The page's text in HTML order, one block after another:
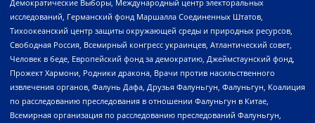
Демократические Выборы, Международный центр электоральных
исследований, Германский фонд Маршалла Соединенных Штатов,
Тихоокеанский центр защиты окружающей среды и природных ресурсов,
Свободная Россия, Всемирный конгресс украинцев, Атлантический совет,
Человек в беде, Европейский фонд за демократию, Джеймстаунский фонд,
Прожект Хармони, Родники дракона, Врачи против насильственного
извлечения органов, Фалунь Дафа, Друзья Фалуньгун, Фалуньгун, Коалиция
по расследованию преследования в отношении Фалуньгун в Китае,
Всемирная организация по расследованию преследований Фалуньгун,